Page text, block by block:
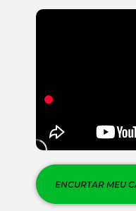
ENCURTAR MEU